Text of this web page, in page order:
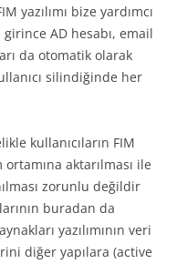
yazılımı bize yardımcı
girince AD hesabı, email
da otomatik olarak
silindiğinde her
kullanıcıların FIM
aktarılması ile
zorunlu değildir
buradan da
yazılımının veri
diğer yapılara (active